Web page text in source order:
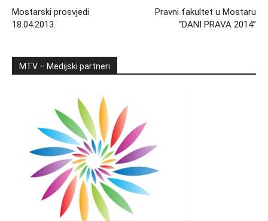
Mostarski prosvjedi
18.04.2013.
Pravni fakultet u Mostaru
“DANI PRAVA 2014”
MTV – Medijski partneri